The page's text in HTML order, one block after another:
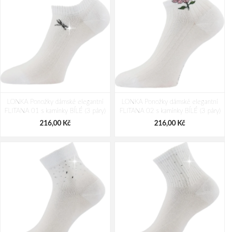
LONKA Ponožky dámské elegantní
FLITANA 01 s kamínky BÍLÉ (3 páry)
216,00 Kč
LONKA Ponožky dámské elegantní
FLITANA 02 s kamínky BÍLÉ (3 páry)
216,00 Kč